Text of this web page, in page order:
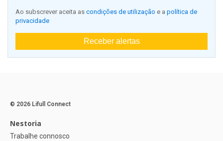
Ao subscrever aceita as condições de utilização e a política de
privacidade
Receber alertas
© 2026 Lifull Connect
Nestoria
Trabalhe connosco